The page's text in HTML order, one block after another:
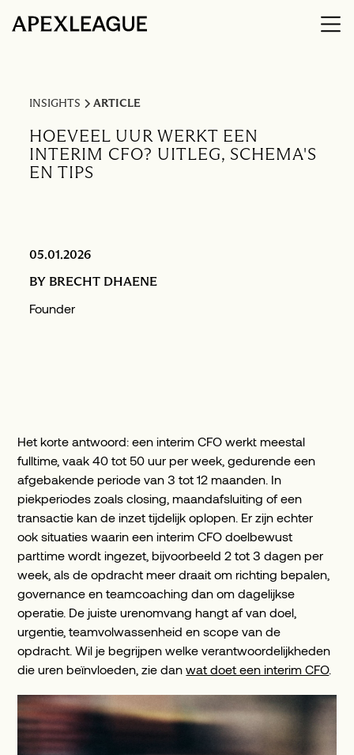
INSIGHTS ARTICLE
HOEVEEL UUR WERKT EEN
INTERIM CFO? UITLEG, SCHEMA'S
EN TIPS
05.01.2026
BY BRECHT DHAENE
Founder
Het korte antwoord: een interim CFO werkt meestal
fulltime, vaak 40 tot 50 uur per week, gedurende een
afgebakende periode van 3 tot 12 maanden. In
piekperiodes zoals closing, maandafsluiting of een
transactie kan de inzet tijdelijk oplopen. Er zijn echter
ook situaties waarin een interim CFO doelbewust
parttime wordt ingezet, bijvoorbeeld 2 tot 3 dagen per
week, als de opdracht meer draait om richting bepalen,
governance en teamcoaching dan om dagelijkse
operatie. De juiste urenomvang hangt af van doel,
urgentie, teamvolwassenheid en scope van de
opdracht. Wil je begrijpen welke verantwoordelijkheden
die uren beïnvloeden, zie danwat doet een interim CFO.